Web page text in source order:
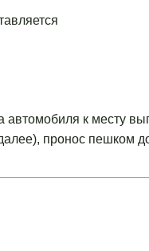
к месту
пронос пешком